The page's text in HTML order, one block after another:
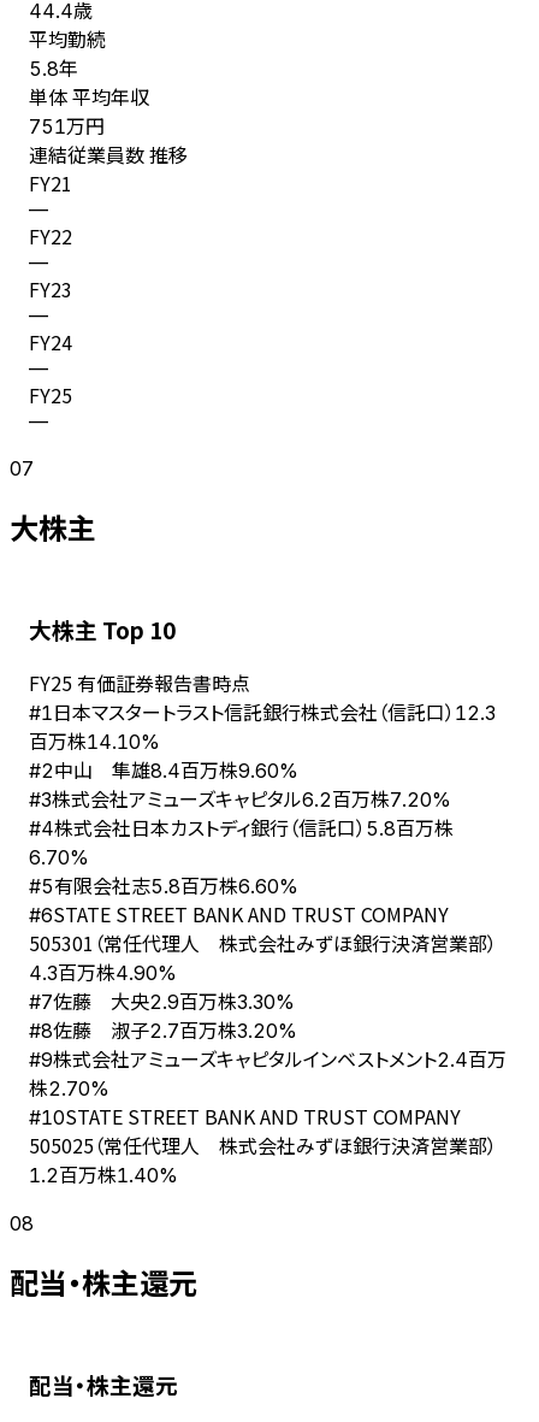
44.4歳
平均勤続
5.8年
単体 平均年収
751万円
連結従業員数 推移
FY21
—
FY22
—
FY23
—
FY24
—
FY25
—
07
大株主
大株主 Top 10
FY25 有価証券報告書時点
#1日本マスタートラスト信託銀行株式会社（信託口） 12.3
百万株14.10%
#2中山 隼雄8.4百万株9.60%
#3株式会社アミューズキャピタル6.2百万株7.20%
#4株式会社日本カストディ銀行（信託口） 5.8百万株
6.70%
#5有限会社志5.8百万株6.60%
#6STATE STREET BANK AND TRUST COMPANY
505301（常任代理人 株式会社みずほ銀行決済営業部）
4.3百万株4.90%
#7佐藤 大央2.9百万株3.30%
#8佐藤 淑子2.7百万株3.20%
#9株式会社アミューズキャピタルインベストメント2.4百万
株2.70%
#10STATE STREET BANK AND TRUST COMPANY
505025（常任代理人 株式会社みずほ銀行決済営業部）
1.2百万株1.40%
08
配当・株主還元
配当・株主還元